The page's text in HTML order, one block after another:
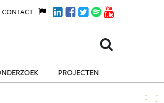
PROJECTEN
CONTACT